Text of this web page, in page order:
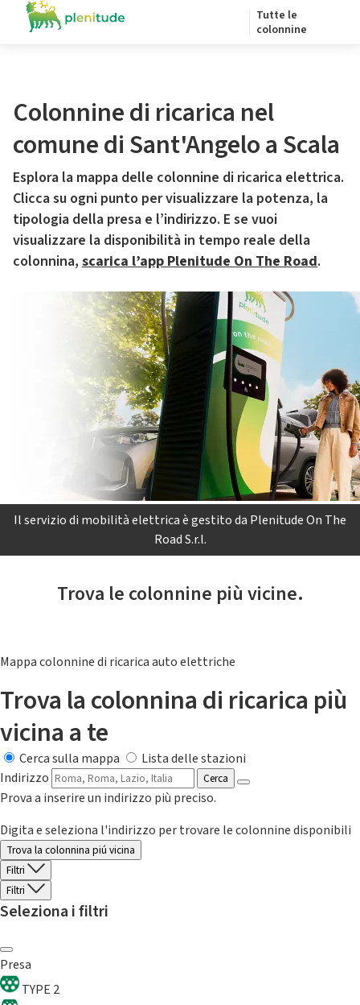
Tutte le
colonnine
Colonnine di ricarica nel
comune di Sant'Angelo a Scala
Esplora la mappa delle colonnine di ricarica elettrica.
Clicca su ogni punto per visualizzare la potenza, la
tipologia della presa e l’indirizzo. E se vuoi
visualizzare la disponibilità in tempo reale della
colonnina, scarica l’app Plenitude On The Road.
Il servizio di mobilità elettrica è gestito da Plenitude On The
Road S.r.l.
Trova le colonnine più vicine.
Mappa colonnine di ricarica auto elettriche
Trova la colonnina di ricarica più
vicina a te
Cerca sulla mappa
Lista delle stazioni
Indirizzo
Cerca
Prova a inserire un indirizzo più preciso.
Digita e seleziona l'indirizzo per trovare le colonnine disponibili
Trova la colonnina piú vicina
Filtri
Filtri
Seleziona i filtri
Presa
TYPE 2